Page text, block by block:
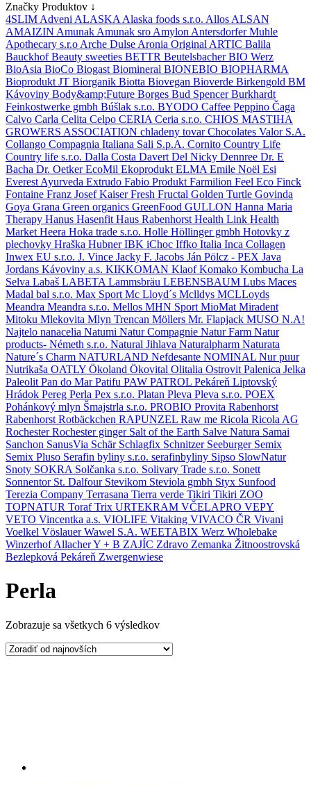
Značky Produktov ↓
4SLIM Adveni ALASKA Alaska foods s.r.o. Allos ALSAN
AMAIZIN Amunak Amunak sro Amylon Antersdorfer Muhle
Apothecary s.r.o Arche Dulse Aronia Original ARTIC Balila
BauckhofBeauty sweeties BETTR BeutelsbacherBIO Werz
BioAsia BioCo Biogast Biomineral BIONEBIO BIOPHARMA
Bioprodukt JT Biorganik Biotta Biovegan Bioverde Birkengold BM
Kávoviny Body&amp;Future Borges Bud SpencerBurkhardt
Feinkostwerke gmbh Búšlak s.r.o. BYODO Caffee Peppino Čaga
Calvo Carla Celita Celpo CERIA Ceria s.r.o. CHIOS MASTIHA
GROWERS ASSOCIATION chladeny tovarChocolates Valor S.A.
Collango Compagnia Italiana Sali S.p.A. Cornito Country Life
Country life s.r.o. Dalla Costa Davert Del Nicky Dennree Dr. E
Bacha Dr. OetkerEcoMil Ekoprodukt ELMA Emile Noël Esi
Everest Ayurveda Extrudo Fabio Produkt Farmilion Feel Eco Finck
Fontaine Franz Josef KaiserFresh Fructal Golden Turtle Govinda
Goya Grana Green organics GreenFood GULLON Hanna Maria
Therapy Hanus Hasenfit Haus Rabenhorst Health Link Health
Market Heera Hoka trade s.r.o. Holle Höllinger gmbh Hotovky z
plechovky Hraška HubnerIBK iChoc Iffko Italia Inca Collagen
Inwex EU s.r.o. J. Vince Jacky F. Jacobs Ján Pölcz - PEX Java
Jordans Kávoviny a.s. KIKKOMAN KlaofKomako Kombucha La
Selva Labaš LABETA Lammsbräu LEBENSBAUM Lubs Maces
Madal bal s.r.o. Max Sport Mc Lloyd´s Mclldys MCLLoyds
Meandra Meandra s.r.o. Mellos MHN Sport MioMat Miradent
Mitoku Mlekovita Mlyn Trencan Möllers Mr. Flapjack MUSO N.A!
Najtelo nanacelia Natumi Natur Compagnie Natur Farm Natur
products- Németh s.r.o. Natural Jihlava Naturalpharm Naturata
Nature´s Charm NATURLAND Nefdesante NOMINAL Nur puur
Nutrikaša OATLY Ökoland Ökovital Olitalia Ostrovit Palenica Jelka
Paleolit Pan do MarPatifu PAW PATROL Pekáreň Liptovský
Hrádok Pereg Perla Pex s.r.o. Platan Pleva Pleva s.r.o. POEX
Pohánkový mlyn Šmajstrla s.r.o. PROBIO Provita Rabenhorst
Rabenhorst Rotbäckchen RAPUNZEL Raw me Ricola Ricola AG
RochesterRochester ginger Salt of the Earth Salve Natura Samai
Sanchon SanusVia Schär Schlagfix Schnitzer Seeburger Semix
Semix Pluso Serafin byliny s.r.o. serafinbyliny Sipso SlowNatur
Snoty SOKRA Solčanka s.r.o. Solivary Trade s.r.o. Sonett
Sonnentor St. Dalfour Stevikom Steviola gmbh Styx Sunfood
Terezia Company Terrasana Tierra verde Tikiri Tikiri ZOO
TOPNATUR TorafTrix URTEKRAM VČELAPRO VEPY
VETO Vincentka a.s. VIOLIFE Vitaking VIVACO ČR Vivani
Voelkel VöslauerWawel S.A. WEETABIX Werz Wholebake
Winzerhof AllacherY + B ZAJÍC Zdravo Zemanka Žitnoostrovská
Bezlepková Pekáreň Zwergenwiese
Perla
Zobrazuje sa všetkych 6 výsledkov